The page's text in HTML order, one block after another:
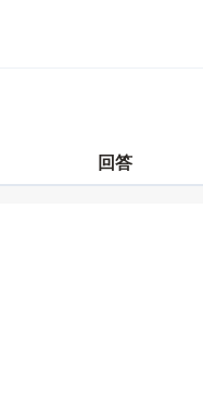
回答
いいのであまり気を張ら